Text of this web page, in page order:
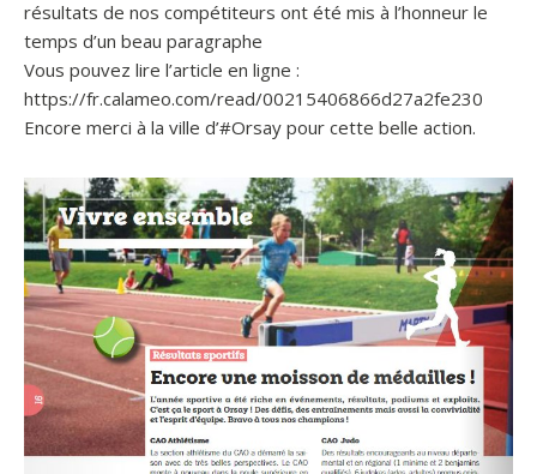
résultats de nos compétiteurs ont été mis à l’honneur le
temps d’un beau paragraphe
Vous pouvez lire l’article en ligne :
https://fr.calameo.com/read/00215406866d27a2fe230
Encore merci à la ville d’#Orsay pour cette belle action.